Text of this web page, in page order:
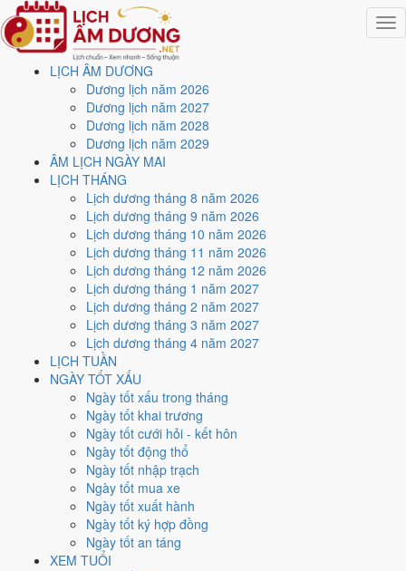
LỊCH ÂM DƯƠNG
Dương lịch năm 2026
Dương lịch năm 2027
Dương lịch năm 2028
Dương lịch năm 2029
ÂM LỊCH NGÀY MAI
LỊCH THÁNG
Lịch dương tháng 8 năm 2026
Lịch dương tháng 9 năm 2026
Lịch dương tháng 10 năm 2026
Lịch dương tháng 11 năm 2026
Lịch dương tháng 12 năm 2026
Lịch dương tháng 1 năm 2027
Lịch dương tháng 2 năm 2027
Lịch dương tháng 3 năm 2027
Lịch dương tháng 4 năm 2027
LỊCH TUẦN
NGÀY TỐT XẤU
Ngày tốt xấu trong tháng
Ngày tốt khai trương
Ngày tốt cưới hỏi - kết hôn
Ngày tốt động thổ
Ngày tốt nhập trạch
Ngày tốt mua xe
Ngày tốt xuất hành
Ngày tốt ký hợp đồng
Ngày tốt an táng
XEM TUỔI
Trang chủ
Lịch năm 2026
Tháng 4/2026
Ngày 26/4/2026 (Canh Ngọ)
Xem ngày26/4/2026
lịch - Ngày 10/3 âm lịch
(Canh Ngọ) tốt hay xấu?
Ngày 26/4/2026 dương lịch (Chủ Nhật) là ngày 10/3/2026 âm lịch
Canh Ngọ- Chi khắc Can, Trực Mãn, Sao Tinh, nạp âm Lộ
Bàng Thổ. Tổng hòa, đây làNgày Bình Hòavới điểm trung bình
cho các việc quan trọng. Giờ Hoàng Đạo trong ngày:
Mão, Ngọ, Thân, Dậu
Ngày Dương
Tháng 4 năm 2026
Tháng 3 âm năm 2026
Tiết Cốc Vũ
Bính Tý